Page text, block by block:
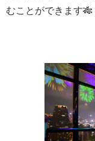
むことができます🎋